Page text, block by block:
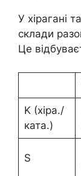
У хірагані
склади
Це
K (хіра./
ката.)
S